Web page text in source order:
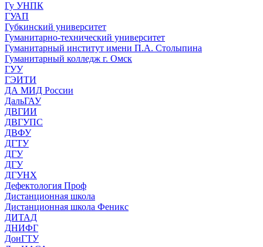
Гу УНПК
ГУАП
Губкинский университет
Гуманитарно-технический университет
Гуманитарный институт имени П.А. Столыпина
Гуманитарный колледж г. Омск
ГУУ
ГЭИТИ
ДА МИД России
ДальГАУ
ДВГИИ
ДВГУПС
ДВФУ
ДГТУ
ДГУ
ДГУ
ДГУНХ
Дефектология Проф
Дистанционная школа
Дистанционная школа Феникс
ДИТАД
ДНИФГ
ДонГТУ